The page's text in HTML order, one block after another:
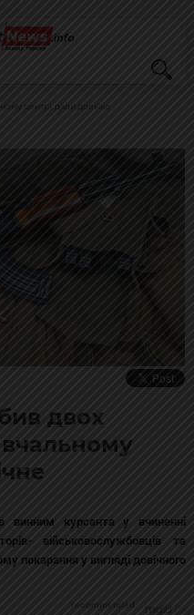
центрі, дали довічне
двох
винним курсанта у вчиненні
військовослужбовців та
покарання у вигляді довічного